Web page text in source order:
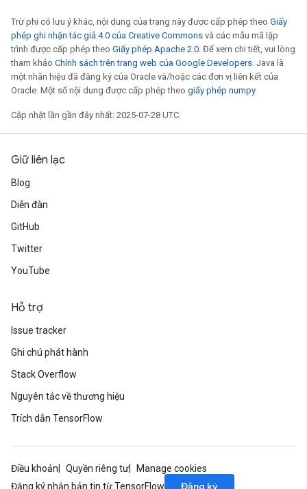
Trừ phi có lưu ý khác, nội dung của trang này được cấp phép theo Giấy
phép ghi nhận tác giả 4.0 của Creative Commons và các mẫu mã lập
trình được cấp phép theo Giấy phép Apache 2.0. Để xem chi tiết, vui lòng
tham khảo Chính sách trên trang web của Google Developers. Java là
một nhãn hiệu đã đăng ký của Oracle và/hoặc các đơn vị liên kết của
Oracle. Một số nội dung được cấp phép theo giấy phép numpy.
Cập nhật lần gần đây nhất: 2025-07-28 UTC.
Giữ liên lạc
Blog
Diễn đàn
GitHub
Twitter
YouTube
Hỗ trợ
Issue tracker
Ghi chú phát hành
Stack Overflow
Nguyên tắc về thương hiệu
Trích dẫn TensorFlow
Điều khoản Quyền riêng tư
Manage cookies
Đăng ký nhận bản tin từ TensorFlow
Đăng ký